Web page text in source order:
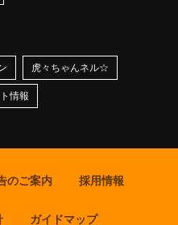
虎々ちゃんネル☆
情報
のご案内 採用情報
ガイドマップ